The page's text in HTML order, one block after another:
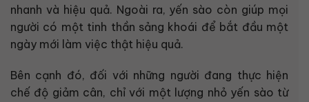
nhanh và hiệu quả. Ngoài ra, yến sào còn giúp mọi
người có một tinh thần sảng khoái để bắt đầu một
ngày mới làm việc thật hiệu quả.
Bên cạnh đó, đối với những người đang thực hiện
chế độ giảm cân, chỉ với một lượng nhỏ yến sào từ